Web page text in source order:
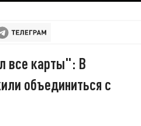
все карты": В
объединиться с